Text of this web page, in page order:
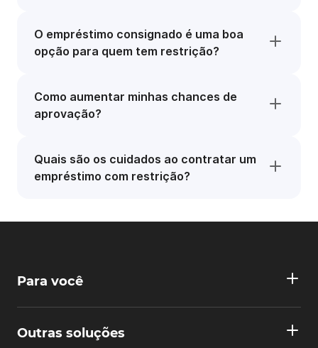
O empréstimo consignado é uma boa
opção para quem tem restrição?
Como aumentar minhas chances de
aprovação?
Quais são os cuidados ao contratar um
empréstimo com restrição?
Para você
Outras soluções